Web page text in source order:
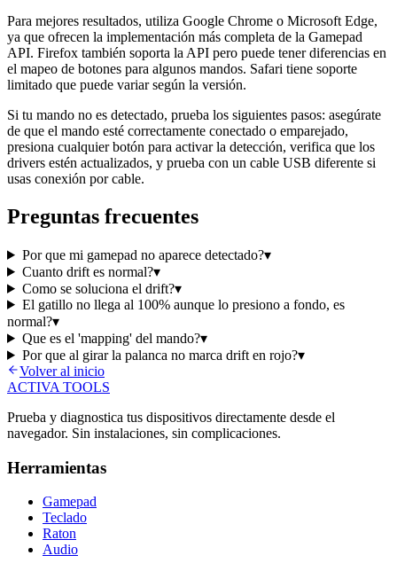
Para mejores resultados, utiliza Google Chrome o Microsoft Edge,
ya que ofrecen la implementación más completa de la Gamepad
API. Firefox también soporta la API pero puede tener diferencias en
el mapeo de botones para algunos mandos. Safari tiene soporte
limitado que puede variar según la versión.
Si tu mando no es detectado, prueba los siguientes pasos: asegúrate
de que el mando esté correctamente conectado o emparejado,
presiona cualquier botón para activar la detección, verifica que los
drivers estén actualizados, y prueba con un cable USB diferente si
usas conexión por cable.
Preguntas frecuentes
Por que mi gamepad no aparece detectado?▾
Cuanto drift es normal?▾
Como se soluciona el drift?▾
El gatillo no llega al 100% aunque lo presiono a fondo, es
normal?▾
Que es el 'mapping' del mando?▾
Por que al girar la palanca no marca drift en rojo?▾
Volver al inicio
ACTIVA TOOLS
Prueba y diagnostica tus dispositivos directamente desde el
navegador. Sin instalaciones, sin complicaciones.
Herramientas
Gamepad
Teclado
Raton
Audio